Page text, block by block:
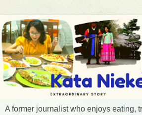
A former journalist who enjoys eating,